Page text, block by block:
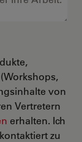
von
Vertretern
erhalten. Ich
zu